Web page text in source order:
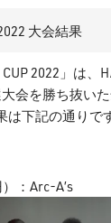
大会結果
CUP 2022」は
会を勝ち抜い
は下記の通りで
：Arc-A’s